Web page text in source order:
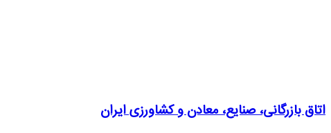
اتاق بازرگانی، صنایع، معادن و کشاورزی ایران